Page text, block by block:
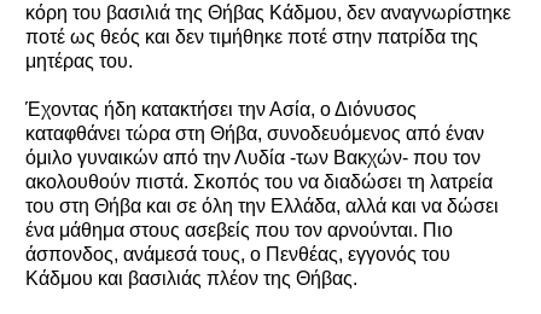
κόρη του βασιλιά της Θήβας Κάδμου, δεν αναγνωρίστηκε
ποτέ ως θεός και δεν τιμήθηκε ποτέ στην πατρίδα της
μητέρας του.
Έχοντας ήδη κατακτήσει την Ασία, ο Διόνυσος
καταφθάνει τώρα στη Θήβα, συνοδευόμενος από έναν
όμιλο γυναικών από την Λυδία -των Βακχών- που τον
ακολουθούν πιστά. Σκοπός του να διαδώσει τη λατρεία
του στη Θήβα και σε όλη την Ελλάδα, αλλά και να δώσει
ένα μάθημα στους ασεβείς που τον αρνούνται. Πιο
άσπονδος, ανάμεσά τους, ο Πενθέας, εγγονός του
Κάδμου και βασιλιάς πλέον της Θήβας.